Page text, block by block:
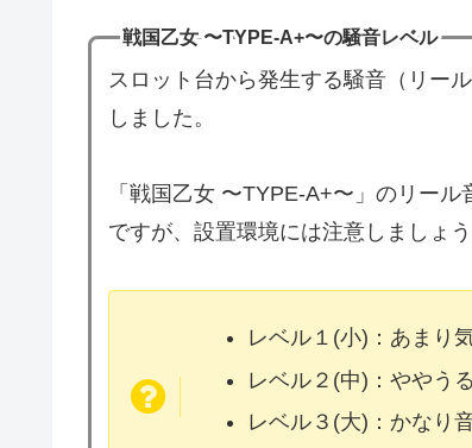
戦国乙女 〜TYPE-A+〜の騒音レベル
スロット台から発生する騒音（リー
しました。
「戦国乙女 〜TYPE-A+〜」のリー
ですが、設置環境には注意しましょう
レベル１(小)：あまり
レベル２(中)：ややう
レベル３(大)：かなり